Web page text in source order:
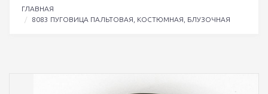
ГЛАВНАЯ
8083 ПУГОВИЦА ПАЛЬТОВАЯ, КОСТЮМНАЯ, БЛУЗОЧНАЯ